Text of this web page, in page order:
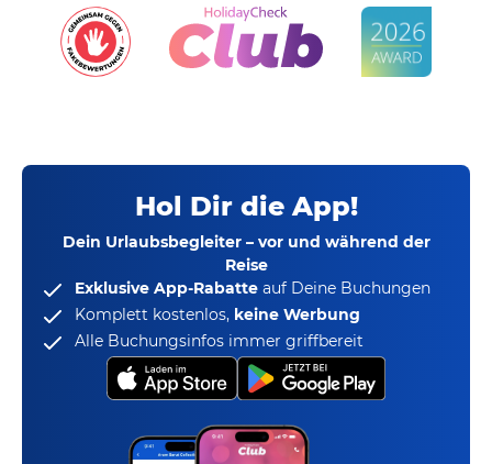
Hol Dir die App!
Dein Urlaubsbegleiter – vor und während der
Reise
Exklusive App-Rabatte auf Deine Buchungen
Komplett kostenlos, keine Werbung
Alle Buchungsinfos immer griffbereit